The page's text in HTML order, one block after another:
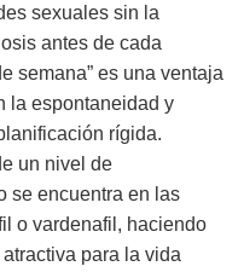
sexuales sin la
antes de cada
semana” es una ventaja
la espontaneidad y
rígida.
un nivel de
se encuentra en las
o vardenafil, haciendo
para la vida